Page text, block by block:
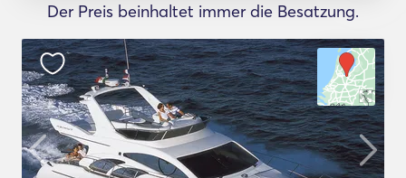
Der Preis beinhaltet immer die Besatzung.